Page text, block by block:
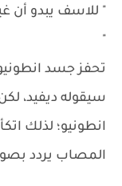
" للاسف يبدو أن
"
تحفز جسد
سيقوله ديفيد،
انطونيو؛ لذلك
المصاب يردد